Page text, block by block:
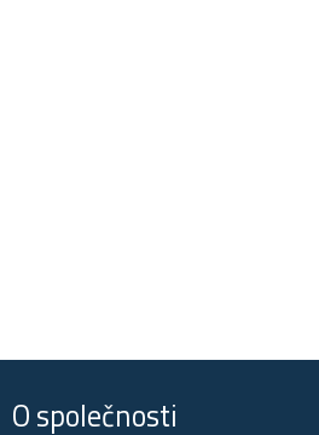
O společnosti